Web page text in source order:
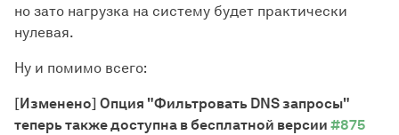
но зато нагрузка на систему будет практически
нулевая.
Ну и помимо всего:
[Изменено] Опция "Фильтровать DNS запросы"
теперь также доступна в бесплатной версии #875